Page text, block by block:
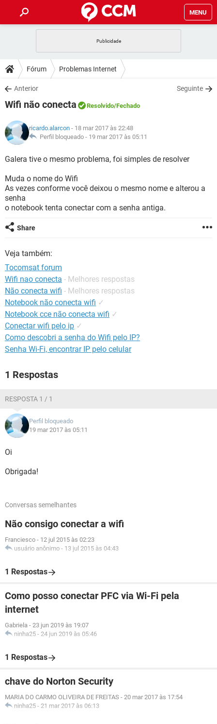
MENU
CELULAR FACEBOOK
OUTLOOK
INSTAGRAM GMAIL
GUIA DE COMPRAS
DICAS
JOGOS WHATSAPP
INSTAGRAM GMAIL
GUIA DE COMPRAS
DOWNLOADS
JOGOS WHATSAPP
CELULAR
OUTLOOK EXCEL
INSTAGRAM GMAIL
JOGOS WHATSAPP
CELULAR
OUTLOOK EXCEL
INSTAGRAM
GUIA DE COMPRAS
GLOSSÁRIO
JOGOS WHATSAPP
OUTLOOK EXCEL
INSTAGRAM GMAIL
GUIA DE COMPRAS
Fórum Problemas Internet
Anterior Seguinte
Wifi não conecta Resolvido/Fechado
ricardo.alarcon - 18 mar 2017 às 22:48
Perfil bloqueado - 19 mar 2017 às 05:11
Galera tive o mesmo problema, foi simples de resolver
Muda o nome do Wifi
As vezes conforme você deixou o mesmo nome e alterou a
senha
o notebook tenta conectar com a senha antiga.
Share
Veja também:
Tocomsat forum
Wifi nao conecta - Melhores respostas
Não conecta wifi - Melhores respostas
Notebook não conecta wifi ✓
Notebook cce não conecta wifi ✓
Conectar wifi pelo ip ✓
Como descobri a senha do Wifi pelo IP?
Senha Wi-Fi, encontrar IP pelo celular
1 Respostas
RESPOSTA 1 / 1
Perfil bloqueado
19 mar 2017 às 05:11
Oi
Obrigada!
Conversas semelhantes
Não consigo conectar a wifi
Franciesco - 12 jul 2015 às 02:23
usuário anônimo - 13 jul 2015 às 04:43
1 Respostas
Como posso conectar PFC via Wi-Fi pela
internet
Gabriela - 23 jun 2019 às 19:07
ninha25 - 24 jun 2019 às 05:46
1 Respostas
chave do Norton Security
MARIA DO CARMO OLIVEIRA DE FREITAS - 20 mar 2017 às 17:54
ninha25 - 21 mar 2017 às 06:13